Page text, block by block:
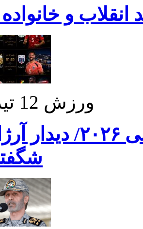
انقلاب و
ورزش 12 تیر 1405
برنامه بازی های امشب جام جهانی